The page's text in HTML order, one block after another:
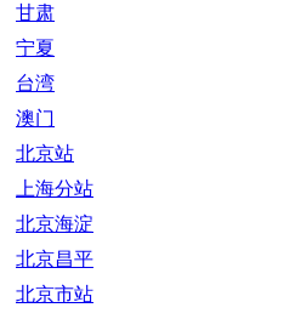
甘肃
宁夏
台湾
澳门
北京站
上海分站
北京海淀
北京昌平
北京市站